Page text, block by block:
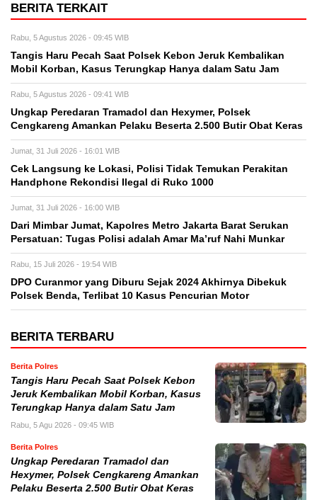
BERITA TERKAIT
Rabu, 5 Agustus 2026 - 09:45 WIB
Tangis Haru Pecah Saat Polsek Kebon Jeruk Kembalikan
Mobil Korban, Kasus Terungkap Hanya dalam Satu Jam
Rabu, 5 Agustus 2026 - 09:41 WIB
Ungkap Peredaran Tramadol dan Hexymer, Polsek
Cengkareng Amankan Pelaku Beserta 2.500 Butir Obat Keras
Jumat, 31 Juli 2026 - 16:01 WIB
Cek Langsung ke Lokasi, Polisi Tidak Temukan Perakitan
Handphone Rekondisi Ilegal di Ruko 1000
Jumat, 31 Juli 2026 - 16:00 WIB
Dari Mimbar Jumat, Kapolres Metro Jakarta Barat Serukan
Persatuan: Tugas Polisi adalah Amar Ma’ruf Nahi Munkar
Rabu, 15 Juli 2026 - 19:54 WIB
DPO Curanmor yang Diburu Sejak 2024 Akhirnya Dibekuk
Polsek Benda, Terlibat 10 Kasus Pencurian Motor
BERITA TERBARU
Berita Polres
Tangis Haru Pecah Saat Polsek Kebon
Jeruk Kembalikan Mobil Korban, Kasus
Terungkap Hanya dalam Satu Jam
Rabu, 5 Agu 2026 - 09:45 WIB
Berita Polres
Ungkap Peredaran Tramadol dan
Hexymer, Polsek Cengkareng Amankan
Pelaku Beserta 2.500 Butir Obat Keras